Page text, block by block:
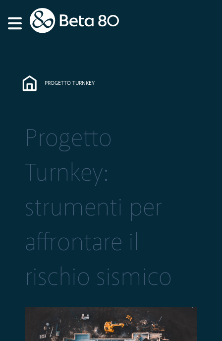
PROGETTO TURNKEY
Progetto
Turnkey:
strumenti per
affrontare il
rischio sismico